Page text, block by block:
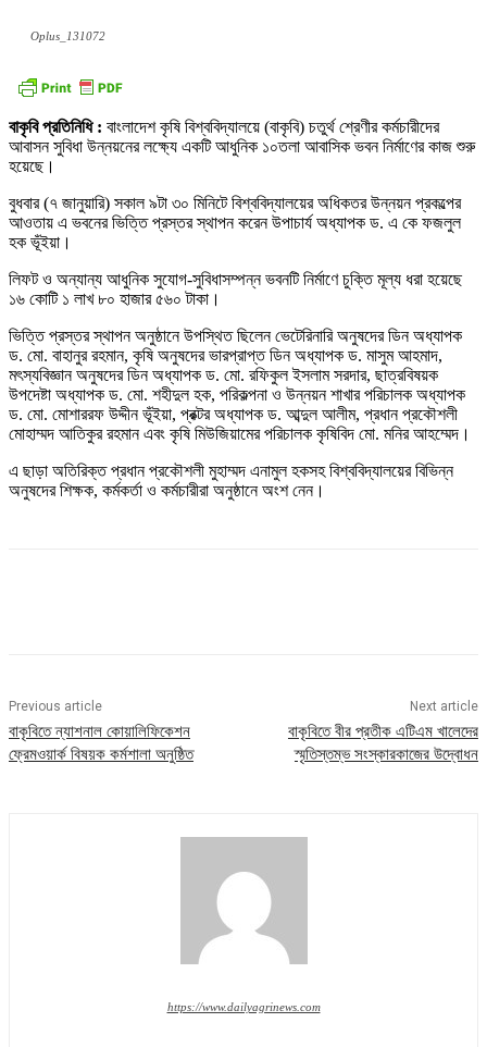
Oplus_131072
বাকৃবি প্রতিনিধি : বাংলাদেশ কৃষি বিশ্ববিদ্যালয়ে (বাকৃবি) চতুর্থ শ্রেণীর কর্মচারীদের
আবাসন সুবিধা উন্নয়নের লক্ষ্যে একটি আধুনিক ১০তলা আবাসিক ভবন নির্মাণের কাজ শুরু
হয়েছে।
বুধবার (৭ জানুয়ারি) সকাল ৯টা ৩০ মিনিটে বিশ্ববিদ্যালয়ের অধিকতর উন্নয়ন প্রকল্পের
আওতায় এ ভবনের ভিত্তি প্রস্তর স্থাপন করেন উপাচার্য অধ্যাপক ড. এ কে ফজলুল
হক ভূঁইয়া।
লিফট ও অন্যান্য আধুনিক সুযোগ-সুবিধাসম্পন্ন ভবনটি নির্মাণে চুক্তি মূল্য ধরা হয়েছে
১৬ কোটি ১ লাখ ৮০ হাজার ৫৬০ টাকা।
ভিত্তি প্রস্তর স্থাপন অনুষ্ঠানে উপস্থিত ছিলেন ভেটেরিনারি অনুষদের ডিন অধ্যাপক
ড. মো. বাহানুর রহমান, কৃষি অনুষদের ভারপ্রাপ্ত ডিন অধ্যাপক ড. মাসুম আহমাদ,
মৎস্যবিজ্ঞান অনুষদের ডিন অধ্যাপক ড. মো. রফিকুল ইসলাম সরদার, ছাত্রবিষয়ক
উপদেষ্টা অধ্যাপক ড. মো. শহীদুল হক, পরিকল্পনা ও উন্নয়ন শাখার পরিচালক অধ্যাপক
ড. মো. মোশাররফ উদ্দীন ভূঁইয়া, প্রক্টর অধ্যাপক ড. আব্দুল আলীম, প্রধান প্রকৌশলী
মোহাম্মদ আতিকুর রহমান এবং কৃষি মিউজিয়ামের পরিচালক কৃষিবিদ মো. মনির আহম্মেদ।
এ ছাড়া অতিরিক্ত প্রধান প্রকৌশলী মুহাম্মদ এনামুল হকসহ বিশ্ববিদ্যালয়ের বিভিন্ন
অনুষদের শিক্ষক, কর্মকর্তা ও কর্মচারীরা অনুষ্ঠানে অংশ নেন।
Previous article
বাকৃবিতে ন্যাশনাল কোয়ালিফিকেশন
ফ্রেমওয়ার্ক বিষয়ক কর্মশালা অনুষ্ঠিত
Next article
বাকৃবিতে বীর প্রতীক এটিএম খালেদের
স্মৃতিস্তম্ভ সংস্কারকাজের উদ্বোধন
https://www.dailyagrinews.com